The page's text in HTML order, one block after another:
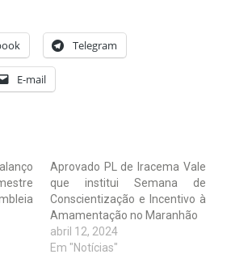
Telegram
E-mail
Aprovado PL de Iracema Vale
que institui Semana de
Conscientização e Incentivo à
Amamentação no Maranhão
abril 12, 2024
Em "Notícias"